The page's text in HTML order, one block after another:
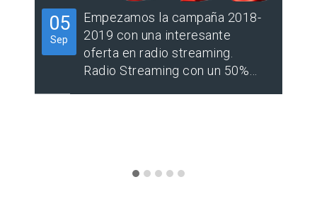
05
Sep
Empezamos la campaña 2018-
2019 con una interesante
oferta en radio streaming.
Radio Streaming con un 50%…